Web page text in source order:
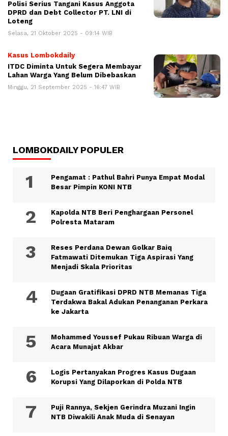
Polisi Serius Tangani Kasus Anggota
DPRD dan Debt Collector PT. LNI di
Loteng
Selasa, 21 Oktober 2025 - 09:14 WIB
Kasus Lombokdaily
ITDC Diminta Untuk Segera Membayar
Lahan Warga Yang Belum Dibebaskan
Minggu, 21 September 2025 - 16:47 WIB
LOMBOKDAILY POPULER
Pengamat : Pathul Bahri Punya Empat Modal
Besar Pimpin KONI NTB
Kapolda NTB Beri Penghargaan Personel
Polresta Mataram
Reses Perdana Dewan Golkar Baiq
Fatmawati Ditemukan Tiga Aspirasi Yang
Menjadi Skala Prioritas
Dugaan Gratifikasi DPRD NTB Memanas Tiga
Terdakwa Bakal Adukan Penanganan Perkara
ke Jakarta
Mohammed Youssef Pukau Ribuan Warga di
Acara Munajat Akbar
Logis Pertanyakan Progres Kasus Dugaan
Korupsi Yang Dilaporkan di Polda NTB
Puji Rannya, Sekjen Gerindra Muzani Ingin
NTB Diwakili Anak Muda di Senayan